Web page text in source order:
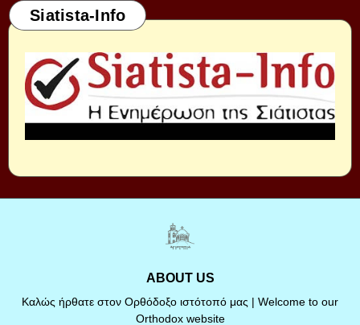
Siatista-Info
ABOUT US
Καλώς ήρθατε στον Ορθόδοξο ιστότοπό μας | Welcome to our
Orthodox website